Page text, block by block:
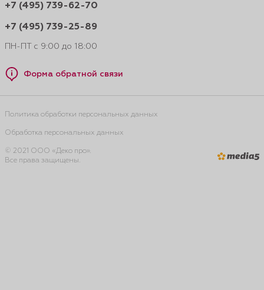
+7 (495) 739-62-70
+7 (495) 739-25-89
ПН-ПТ с 9:00 до 18:00
Форма обратной связи
Политика обработки персональных данных
Обработка персональных данных
© 2021 ООО «Деко про».
Все права защищены.